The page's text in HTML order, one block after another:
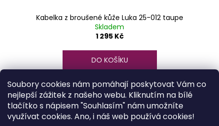
Soubory cookies nám pomáhají poskytovat Vám co
nejlepší zážitek z našeho webu. Kliknutím na bílé
tlačítko s nápisem "Souhlasím" nám umožníte
využívat cookies. Ano, i náš web používá cookies!
Kabelka z broušené kůže Luka 25-012 taupe
Skladem
1 295 Kč
DO KOŠÍKU
Kód: